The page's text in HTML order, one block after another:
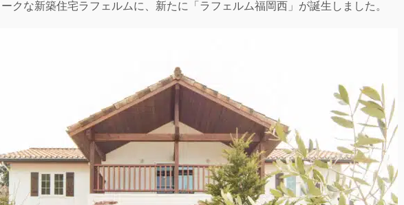
クな新築住宅ラフェルムに、新たに「ラフェルム福岡西」が誕生しました。